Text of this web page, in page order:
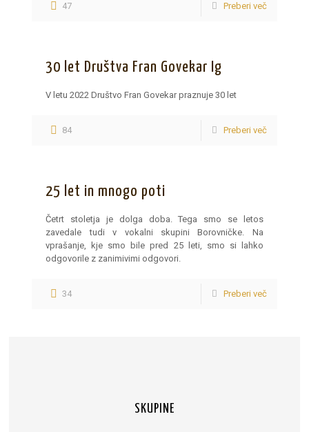
47 Preberi več
30 let Društva Fran Govekar Ig
V letu 2022 Društvo Fran Govekar praznuje 30 let
84 Preberi več
25 let in mnogo poti
Četrt stoletja je dolga doba. Tega smo se letos
zavedale tudi v vokalni skupini Borovničke. Na
vprašanje, kje smo bile pred 25 leti, smo si lahko
odgovorile z zanimivimi odgovori.
34 Preberi več
SKUPINE